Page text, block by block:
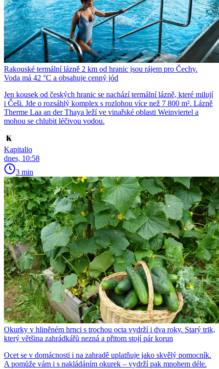
Rakouské termální lázně 2 km od hranic jsou rájem pro Čechy.
Voda má 42 °C a obsahuje cenný jód
Jen kousek od českých hranic se nachází termální lázně, které milují
i Češi. Jde o rozsáhlý komplex s rozlohou více než 7 800 m². Lázně
Therme Laa an der Thaya leží ve vinařské oblasti Weinviertel a
mohou se chlubit léčivou vodou.
Kapitalio
dnes, 10:58
3 min
Okurky v hliněném hrnci s trochou octa vydrží i dva roky. Starý trik,
který většina zahrádkářů nezná a přitom stojí pár korun
Ocet se v domácnosti i na zahradě uplatňuje jako skvělý pomocník.
A pomůže vám i s nakládáním okurek – vydrží pak mnohem déle.